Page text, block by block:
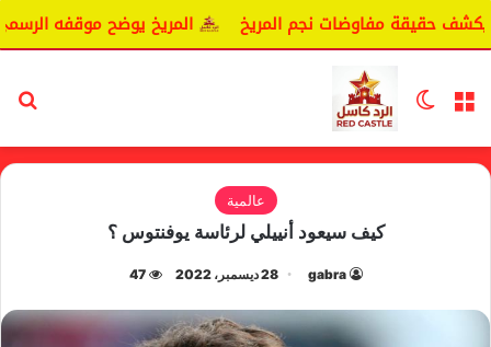
حقيقة مفاوضات نجم المريخ المريخ يوضح موقفه الرسمي
القائمة الوضع المظلم
عالمية
كيف سيعود أنييلي لرئاسة يوفنتوس ؟
gabra 28 ديسمبر، 2022 47